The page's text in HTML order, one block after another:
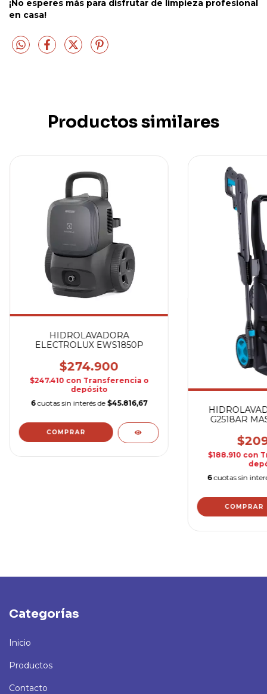
¡No esperes más para disfrutar de limpieza profesional
en casa!
Productos similares
HIDROLAVADORA
ELECTROLUX EWS1850P
$274.900
$247.410 con Transferencia o
depósito
6 cuotas sin interés de $45.816,67
G2518AR
$188.910 con
6 cuotas sin
Categorías
Inicio
Productos
Contacto